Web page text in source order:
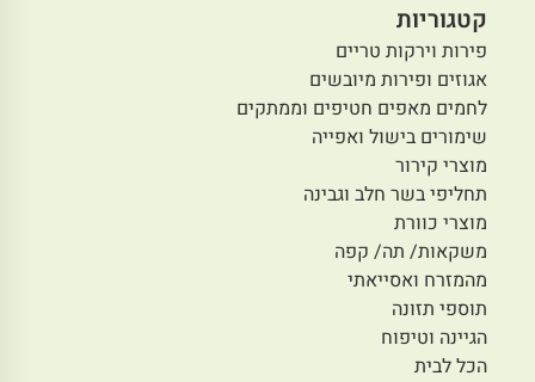
קטגוריות
פירות וירקות טריים
אגוזים ופירות מיובשים
לחמים מאפים חטיפים וממתקים
שימורים בישול ואפייה
מוצרי קירור
תחליפי בשר חלב וגבינה
מוצרי כוורת
משקאות/ תה/ קפה
מהמזרח ואסייאתי
תוספי תזונה
הגיינה וטיפוח
הכל לבית